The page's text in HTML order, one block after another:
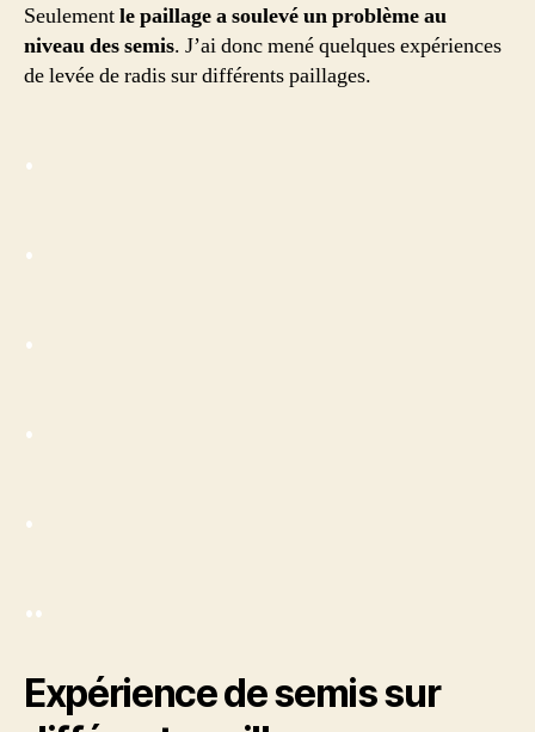
Seulementle paillage a soulevé un problème au
niveau des semis. J’ai donc mené quelques expériences
de levée de radis sur différents paillages.
.
.
.
.
.
..
Expérience de semis sur